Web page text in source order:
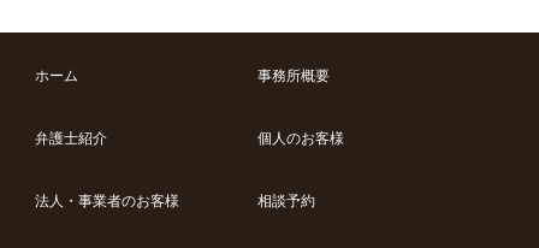
ホーム 事務所概要
弁護士紹介 個人のお客様
法人・事業者のお客様 相談予約